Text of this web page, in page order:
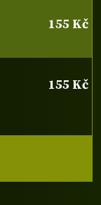
155 Kč
155 Kč